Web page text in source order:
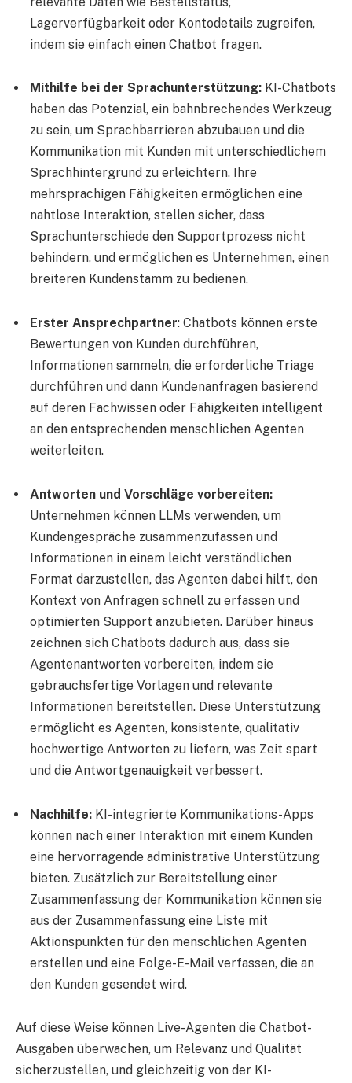
Lagerverfügbarkeit oder Kontodetails zugreifen,
indem sie einfach einen Chatbot fragen.
Mithilfe bei der Sprachunterstützung: KI-Chatbots
haben das Potenzial, ein bahnbrechendes Werkzeug
zu sein, um Sprachbarrieren abzubauen und die
Kommunikation mit Kunden mit unterschiedlichem
Sprachhintergrund zu erleichtern. Ihre
mehrsprachigen Fähigkeiten ermöglichen eine
nahtlose Interaktion, stellen sicher, dass
Sprachunterschiede den Supportprozess nicht
behindern, und ermöglichen es Unternehmen, einen
breiteren Kundenstamm zu bedienen.
Erster Ansprechpartner: Chatbots können erste
Bewertungen von Kunden durchführen,
Informationen sammeln, die erforderliche Triage
durchführen und dann Kundenanfragen basierend
auf deren Fachwissen oder Fähigkeiten intelligent
an den entsprechenden menschlichen Agenten
weiterleiten.
Antworten und Vorschläge vorbereiten:
Unternehmen können LLMs verwenden, um
Kundengespräche zusammenzufassen und
Informationen in einem leicht verständlichen
Format darzustellen, das Agenten dabei hilft, den
Kontext von Anfragen schnell zu erfassen und
optimierten Support anzubieten. Darüber hinaus
zeichnen sich Chatbots dadurch aus, dass sie
Agentenantworten vorbereiten, indem sie
gebrauchsfertige Vorlagen und relevante
Informationen bereitstellen. Diese Unterstützung
ermöglicht es Agenten, konsistente, qualitativ
hochwertige Antworten zu liefern, was Zeit spart
und die Antwortgenauigkeit verbessert.
Nachhilfe: KI-integrierte Kommunikations-Apps
können nach einer Interaktion mit einem Kunden
eine hervorragende administrative Unterstützung
bieten. Zusätzlich zur Bereitstellung einer
Zusammenfassung der Kommunikation können sie
aus der Zusammenfassung eine Liste mit
Aktionspunkten für den menschlichen Agenten
erstellen und eine Folge-E-Mail verfassen, die an
den Kunden gesendet wird.
Auf diese Weise können Live-Agenten die Chatbot-
Ausgaben überwachen, um Relevanz und Qualität
sicherzustellen, und gleichzeitig von der KI-